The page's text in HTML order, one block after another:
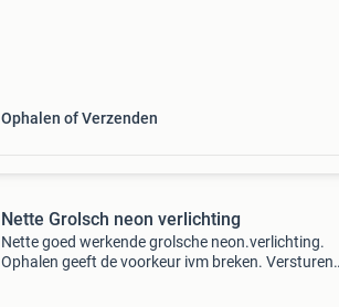
Ophalen of Verzenden
Nette Grolsch neon verlichting
Nette goed werkende grolsche neon.verlichting.
Ophalen geeft de voorkeur ivm breken. Versturen